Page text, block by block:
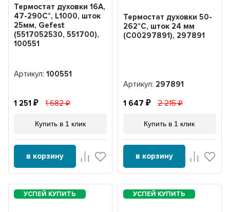
Термостат духовки 16А,
47-290С°, L1000, шток
25мм, Gefest
(5517052530, 551700),
100551
Артикул:100551
1 251 1 682
Купить в 1 клик
в корзину
Термостат духовки 50-
262°С, шток 24 мм
(C00297891), 297891
Артикул: 297891
1 647 2 215
Купить в 1 клик
в корзину